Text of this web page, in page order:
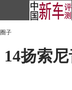
圈子
14扬索